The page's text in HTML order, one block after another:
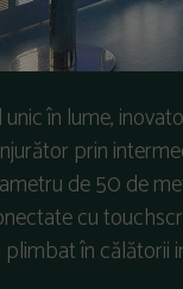
unic în lume,
prin
de 50 de
cu
plimbat în călătorii